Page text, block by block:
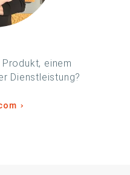
einem
Dienstleistung?